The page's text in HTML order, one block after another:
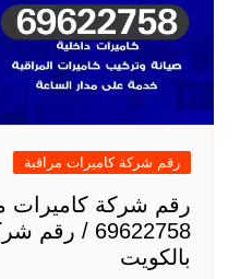
رقم شركة كاميرات مراقبة
رقم شركة كاميرات
69622758 /
بالكويت